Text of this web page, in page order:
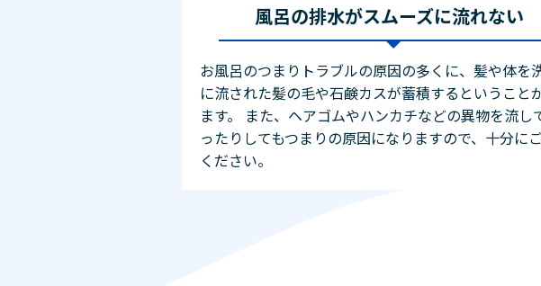
風呂の排水がスムーズに流れない
お風呂のつまりトラブルの原因の多くに、髪や体を
に流された髪の毛や石鹸カスが蓄積するということ
ます。 また、ヘアゴムやハンカチなどの異物を流し
ったりしてもつまりの原因になりますので、十分に
ください。